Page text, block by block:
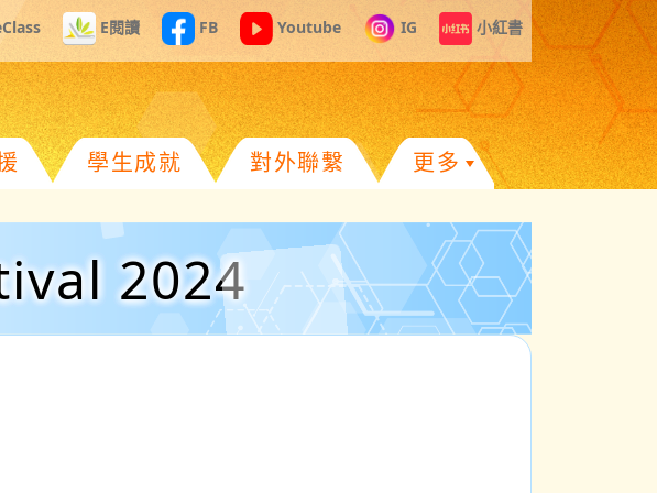
E閱讀 FB Youtube IG 小紅書
學生成就 對外聯繫 更多
2024